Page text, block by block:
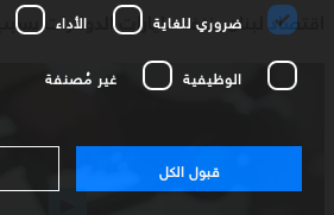
اقتصاد لبنان ينزف مليارات الدولارات
ضروري للغاية
الأداء
الوظيفية غير مُصنفة
قبول الكل